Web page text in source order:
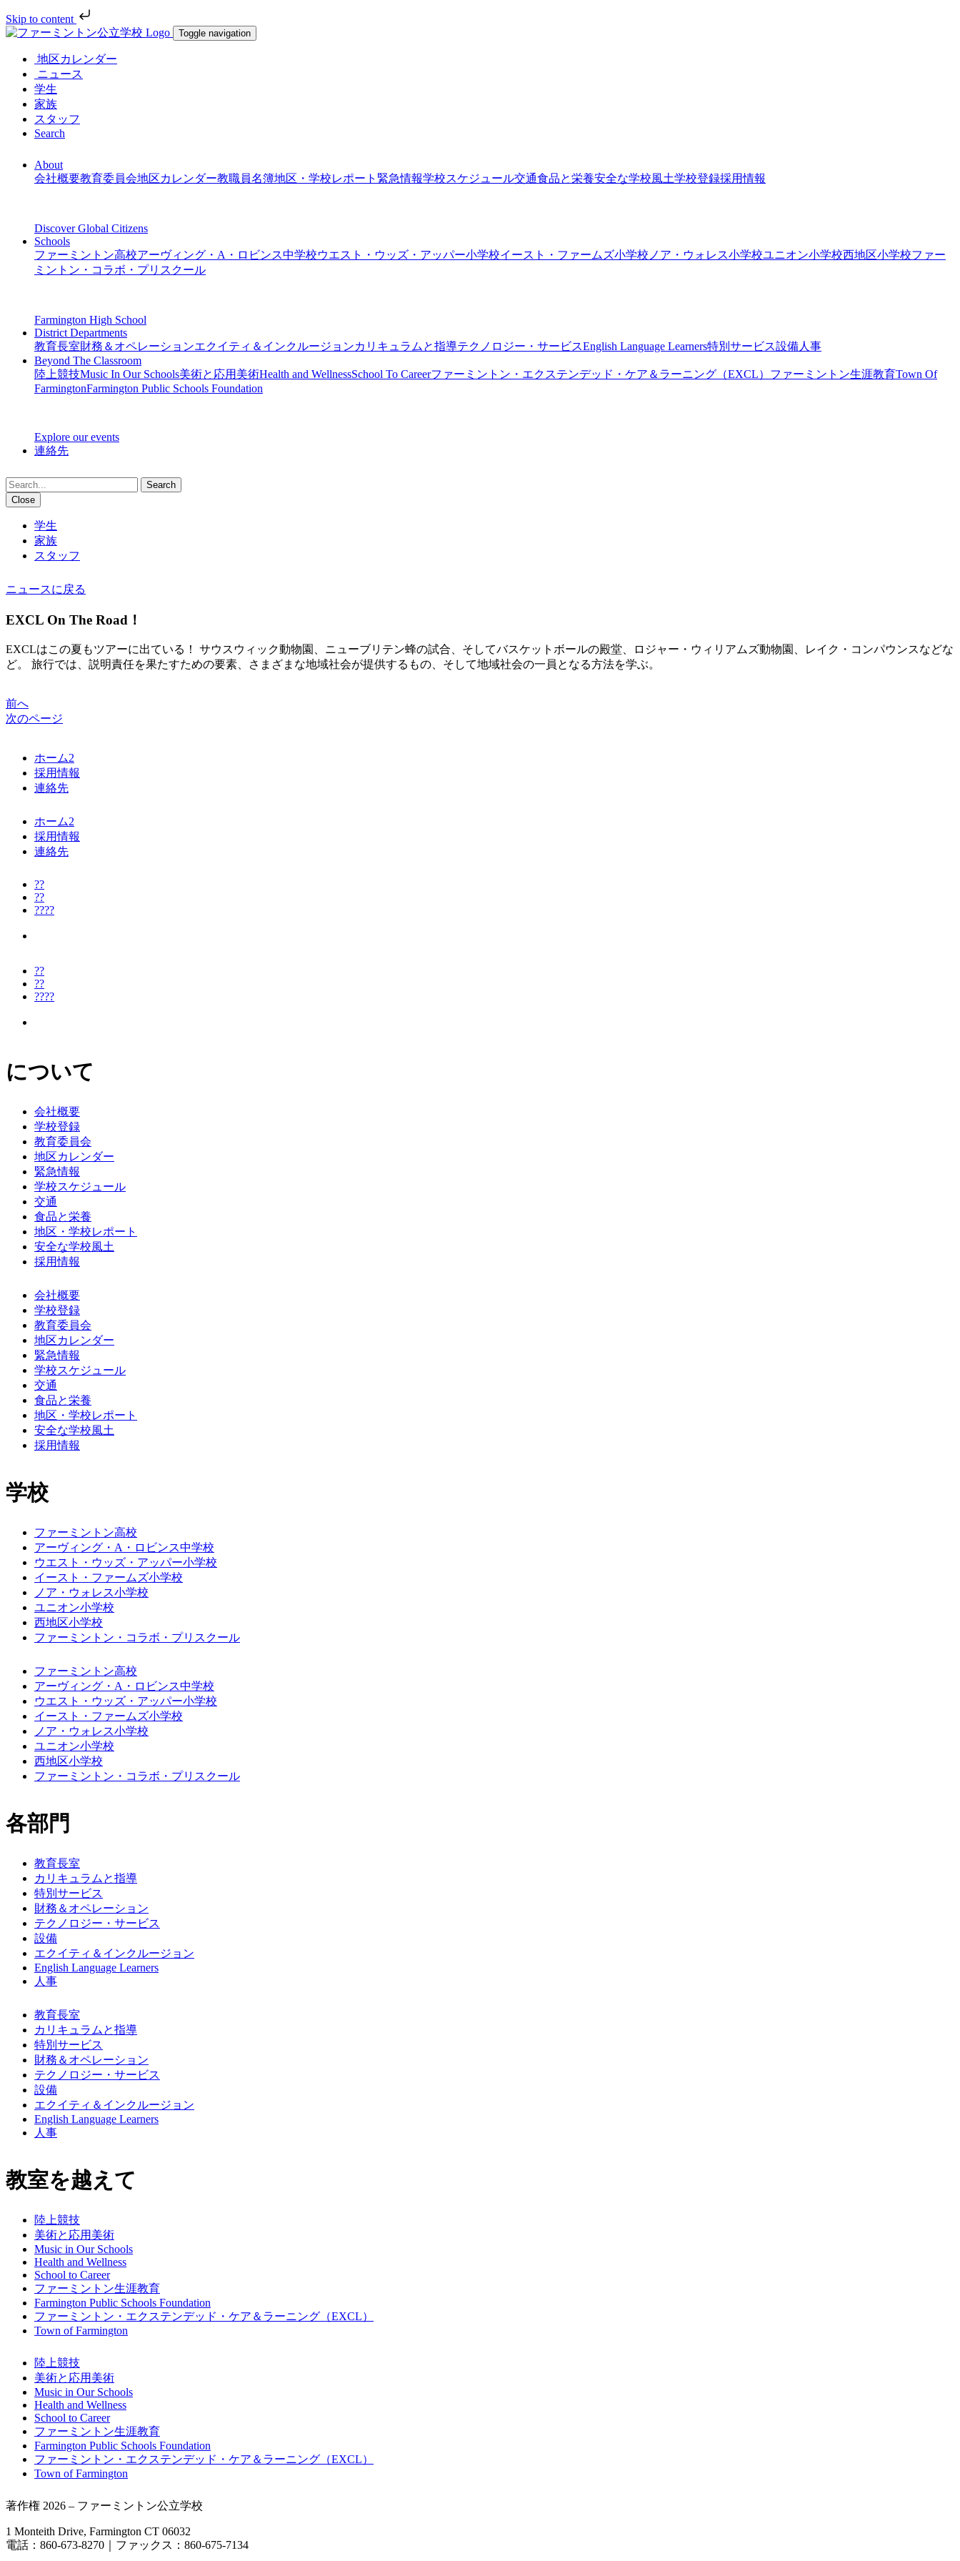
Skip to content
Toggle navigation
地区カレンダー
ニュース
学生
家族
スタッフ
Search
About
会社概要教育委員会地区カレンダー教職員名簿地区・学校レポート 緊急情報学校スケジュール交通食品と栄養安全な学校風土学校登録採用情報
Discover Global Citizens
Schools
ファーミントン高校アーヴィング・A・ロビンス中学校ウエスト・ウッズ・アッパー小学校イースト・ファームズ小学校 ノア・ウォレス小学校ユニオン小学校西地区小学校ファー
ミントン・コラボ・プリスクール
Farmington High School
District Departments
教育長室財務＆オペレーションエクイティ＆インクルージョンカリキュラムと指導テクノロジー・サービスEnglish Language Learners特別サービス設備人事
Beyond The Classroom
陸上競技Music In Our Schools美術と応用美術Health and WellnessSchool To Careerファーミントン・エクステンデッド・ケア＆ラーニング（EXCL） ファーミントン生涯教育Town Of
FarmingtonFarmington Public Schools Foundation
Explore our events
連絡先
Search
Close
学生
家族
スタッフ
ニュースに戻る
EXCL On The Road！
EXCLはこの夏もツアーに出ている！ サウスウィック動物園、ニューブリテン蜂の試合、そしてバスケットボールの殿堂、ロジャー・ウィリアムズ動物園、レイク・コンパウンスなどな
ど。 旅行では、説明責任を果たすための要素、さまざまな地域社会が提供するもの、そして地域社会の一員となる方法を学ぶ。
前へ
次のページ
ホーム2
採用情報
連絡先
ホーム2
採用情報
連絡先
??
??
????
??
??
????
について
会社概要
学校登録
教育委員会
地区カレンダー
緊急情報
学校スケジュール
交通
食品と栄養
地区・学校レポート
安全な学校風土
採用情報
会社概要
学校登録
教育委員会
地区カレンダー
緊急情報
学校スケジュール
交通
食品と栄養
地区・学校レポート
安全な学校風土
採用情報
学校
ファーミントン高校
アーヴィング・A・ロビンス中学校
ウエスト・ウッズ・アッパー小学校
イースト・ファームズ小学校
ノア・ウォレス小学校
ユニオン小学校
西地区小学校
ファーミントン・コラボ・プリスクール
ファーミントン高校
アーヴィング・A・ロビンス中学校
ウエスト・ウッズ・アッパー小学校
イースト・ファームズ小学校
ノア・ウォレス小学校
ユニオン小学校
西地区小学校
ファーミントン・コラボ・プリスクール
各部門
教育長室
カリキュラムと指導
特別サービス
財務＆オペレーション
テクノロジー・サービス
設備
エクイティ＆インクルージョン
English Language Learners
人事
教育長室
カリキュラムと指導
特別サービス
財務＆オペレーション
テクノロジー・サービス
設備
エクイティ＆インクルージョン
English Language Learners
人事
教室を越えて
陸上競技
美術と応用美術
Music in Our Schools
Health and Wellness
School to Career
ファーミントン生涯教育
Farmington Public Schools Foundation
ファーミントン・エクステンデッド・ケア＆ラーニング（EXCL）
Town of Farmington
陸上競技
美術と応用美術
Music in Our Schools
Health and Wellness
School to Career
ファーミントン生涯教育
Farmington Public Schools Foundation
ファーミントン・エクステンデッド・ケア＆ラーニング（EXCL）
Town of Farmington
著作権 2026 – ファーミントン公立学校
1 Monteith Drive, Farmington CT 06032
電話：860-673-8270｜ファックス：860-675-7134